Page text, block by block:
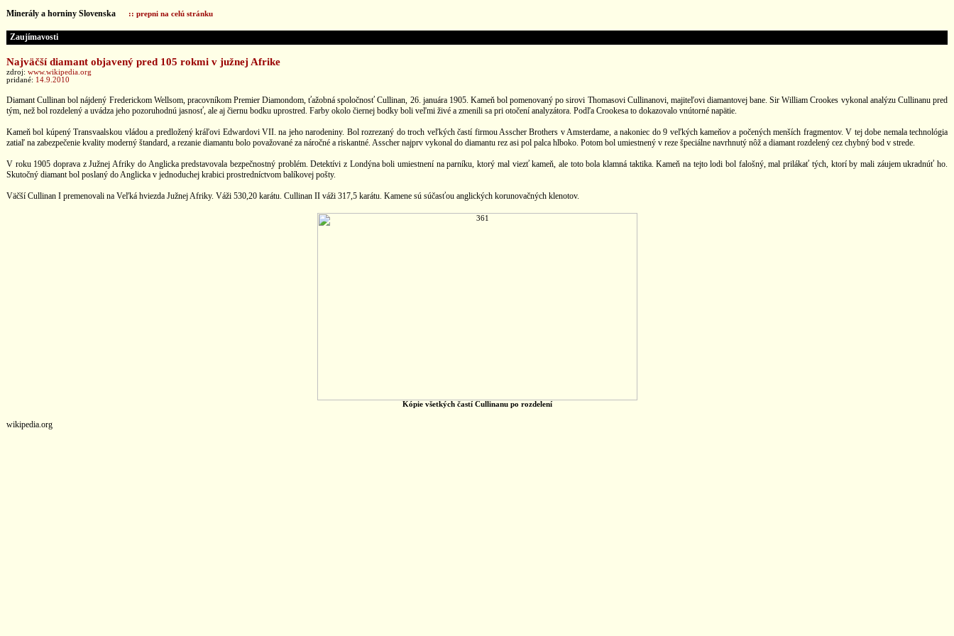
Minerály a horniny Slovenska :: prepni na celú stránku
Zaujímavosti
Najväčší diamant objavený pred 105 rokmi v južnej Afrike
zdroj: www.wikipedia.org
pridané: 14.9.2010
Diamant Cullinan bol nájdený Frederickom Wellsom, pracovníkom Premier Diamondom, ťažobná spoločnosť Cullinan, 26. januára 1905. Kameň bol pomenovaný po sirovi Thomasovi Cullinanovi, majiteľovi diamantovej bane. Sir William Crookes vykonal analýzu Cullinanu pred
tým, než bol rozdelený a uvádza jeho pozoruhodnú jasnosť, ale aj čiernu bodku uprostred. Farby okolo čiernej bodky boli veľmi živé a zmenili sa pri otočení analyzátora. Podľa Crookesa to dokazovalo vnútorné napätie.
Kameň bol kúpený Transvaalskou vládou a predložený kráľovi Edwardovi VII. na jeho narodeniny. Bol rozrezaný do troch veľkých častí firmou Asscher Brothers v Amsterdame, a nakoniec do 9 veľkých kameňov a počených menších fragmentov. V tej dobe nemala technológia
zatiaľ na zabezpečenie kvality moderný štandard, a rezanie diamantu bolo považované za náročné a riskantné. Asscher najprv vykonal do diamantu rez asi pol palca hlboko. Potom bol umiestnený v reze špeciálne navrhnutý nôž a diamant rozdelený cez chybný bod v strede.
V roku 1905 doprava z Južnej Afriky do Anglicka predstavovala bezpečnostný problém. Detektívi z Londýna boli umiestnení na parníku, ktorý mal viezť kameň, ale toto bola klamná taktika. Kameň na tejto lodi bol falošný, mal prilákať tých, ktorí by mali záujem ukradnúť ho.
Skutočný diamant bol poslaný do Anglicka v jednoduchej krabici prostredníctvom balíkovej pošty.
Väčší Cullinan I premenovali na Veľká hviezda Južnej Afriky. Váži 530,20 karátu. Cullinan II váži 317,5 karátu. Kamene sú súčasťou anglických korunovačných klenotov.
Kópie všetkých častí Cullinanu po rozdelení
wikipedia.org